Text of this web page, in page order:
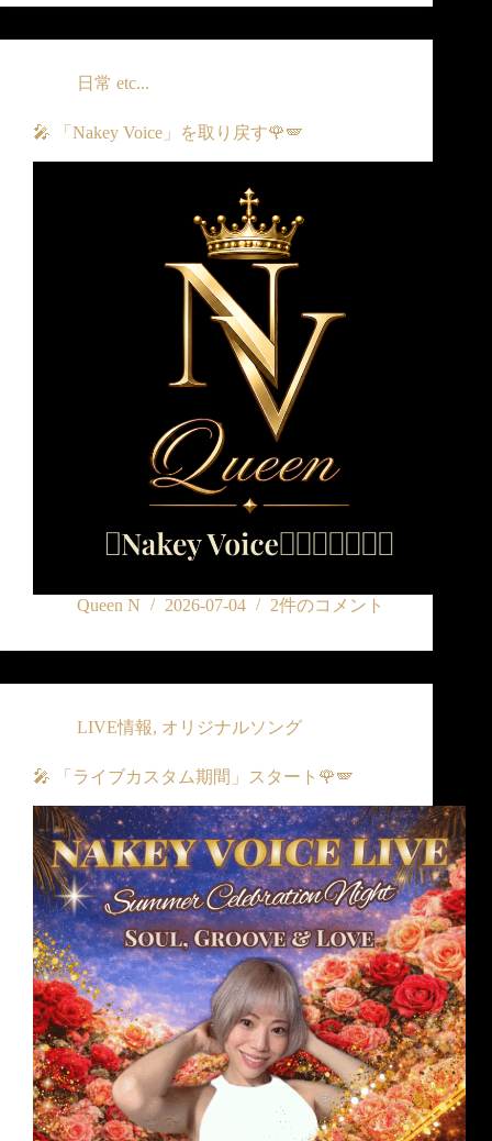
日常 etc...
🎤 「Nakey Voice」を取り戻す🌹🪽
Queen N 2026-07-04 2件のコメント
LIVE情報, オリジナルソング
🎤 「ライブカスタム期間」スタート🌹🪽